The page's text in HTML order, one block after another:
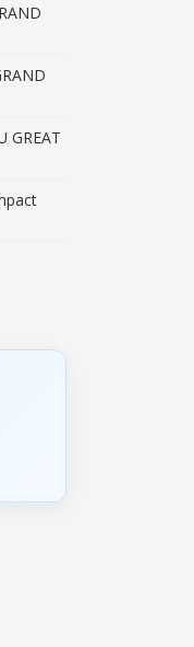
GREAT